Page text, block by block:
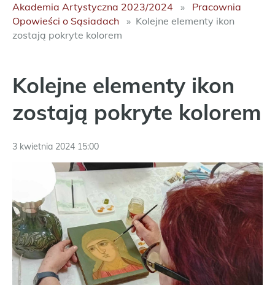
Akademia Artystyczna 2023/2024
Pracownia
Opowieści o Sąsiadach
Kolejne elementy ikon
zostają pokryte kolorem
Kolejne elementy ikon
zostają pokryte kolorem
3 kwietnia 2024 15:00